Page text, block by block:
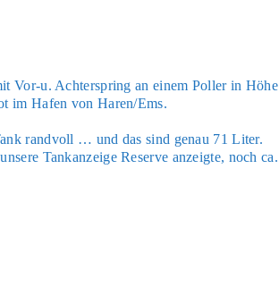
Vor-u. Ach­ter­spring an einem Pol­ler in Höhe
im Hafen von Haren/Ems.
rand­voll … und das sind genau 71 Liter.
Tank­an­zei­ge Reser­ve anzeig­te, noch ca.